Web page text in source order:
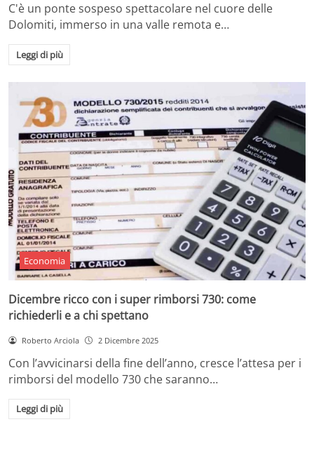
C'è un ponte sospeso spettacolare nel cuore delle
Dolomiti, immerso in una valle remota e…
Leggi di più
Economia
Dicembre ricco con i super rimborsi 730: come
richiederli e a chi spettano
Roberto Arciola 2 Dicembre 2025
Con l’avvicinarsi della fine dell’anno, cresce l’attesa per i
rimborsi del modello 730 che saranno…
Leggi di più